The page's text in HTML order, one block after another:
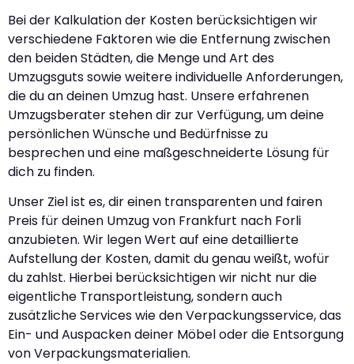
Bei der Kalkulation der Kosten berücksichtigen wir
verschiedene Faktoren wie die Entfernung zwischen
den beiden Städten, die Menge und Art des
Umzugsguts sowie weitere individuelle Anforderungen,
die du an deinen Umzug hast. Unsere erfahrenen
Umzugsberater stehen dir zur Verfügung, um deine
persönlichen Wünsche und Bedürfnisse zu
besprechen und eine maßgeschneiderte Lösung für
dich zu finden.
Unser Ziel ist es, dir einen transparenten und fairen
Preis für deinen Umzug von Frankfurt nach Forli
anzubieten. Wir legen Wert auf eine detaillierte
Aufstellung der Kosten, damit du genau weißt, wofür
du zahlst. Hierbei berücksichtigen wir nicht nur die
eigentliche Transportleistung, sondern auch
zusätzliche Services wie den Verpackungsservice, das
Ein- und Auspacken deiner Möbel oder die Entsorgung
von Verpackungsmaterialien.